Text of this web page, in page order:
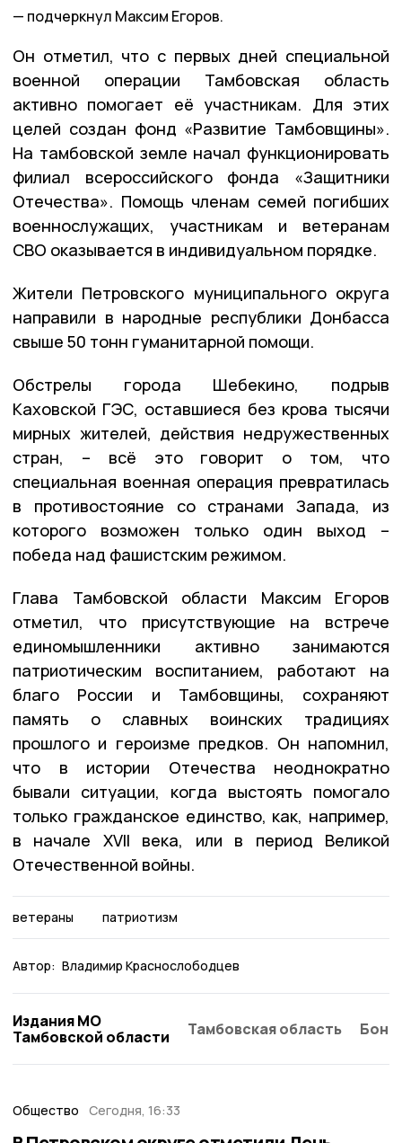
подчеркнул Максим Егоров.
Он отметил, что с первых дней специальной
военной операции Тамбовская область
активно помогает её участникам. Для этих
целей создан фонд «Развитие Тамбовщины».
На тамбовской земле начал функционировать
филиал всероссийского фонда «Защитники
Отечества». Помощь членам семей погибших
военнослужащих, участникам и ветеранам
СВО оказывается в индивидуальном порядке.
Жители Петровского муниципального округа
направили в народные республики Донбасса
свыше 50 тонн гуманитарной помощи.
Обстрелы города Шебекино, подрыв
Каховской ГЭС, оставшиеся без крова тысячи
мирных жителей, действия недружественных
стран, – всё это говорит о том, что
специальная военная операция превратилась
в противостояние со странами Запада, из
которого возможен только один выход –
победа над фашистским режимом.
Глава Тамбовской области Максим Егоров
отметил, что присутствующие на встрече
единомышленники активно занимаются
патриотическим воспитанием, работают на
благо России и Тамбовщины, сохраняют
память о славных воинских традициях
прошлого и героизме предков. Он напомнил,
что в истории Отечества неоднократно
бывали ситуации, когда выстоять помогало
только гражданское единство, как, например,
в начале XVII века, или в период Великой
Отечественной войны.
ветераны патриотизм
Автор: Владимир Краснослободцев
Издания МО
Тамбовской области
Тамбовская область
Общество Сегодня, 16:33